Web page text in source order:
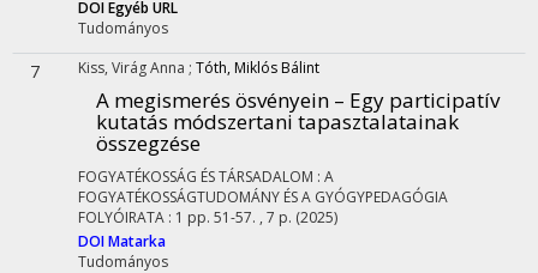
DOIEgyéb URL
Tudományos
7 Kiss, Virág Anna ; Tóth, Miklós Bálint
A megismerés ösvényein – Egy participatív
kutatás módszertani tapasztalatainak
összegzése
FOGYATÉKOSSÁG ÉS TÁRSADALOM : A
FOGYATÉKOSSÁGTUDOMÁNY ÉS A GYÓGYPEDAGÓGIA
FOLYÓIRATA : 1 pp. 51-57. , 7 p. (2025)
DOIMatarka
Tudományos